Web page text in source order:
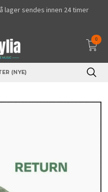
lager sendes innen 24 timer
0
(NYE)